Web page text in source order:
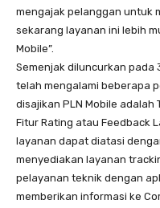
mengajak pelanggan untuk
sekarang layanan ini lebih
Mobile”.
Semenjak diluncurkan pada
telah mengalami beberapa
disajikan PLN Mobile adalah
Fitur Rating atau Feedback
layanan dapat diatasi
menyediakan layanan
pelayanan teknik dengan
memberikan informasi ke